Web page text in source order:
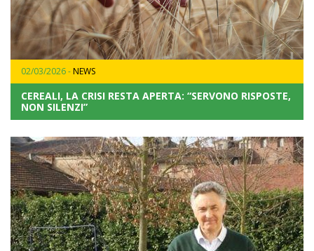
02/03/2026 -NEWS
CEREALI, LA CRISI RESTA APERTA: “SERVONO RISPOSTE,
NON SILENZI”